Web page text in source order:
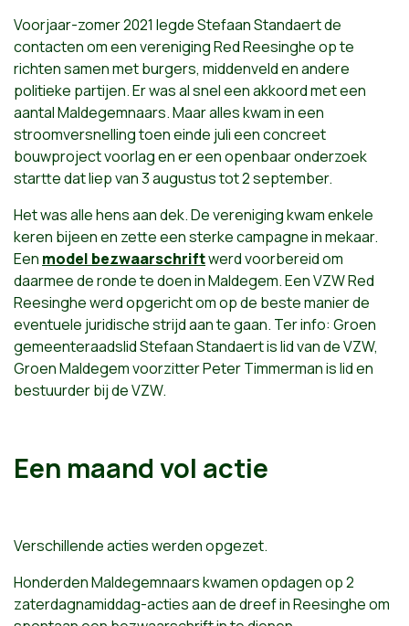
Voorjaar-zomer 2021 legde Stefaan Standaert de
contacten om een vereniging Red Reesinghe op te
richten samen met burgers, middenveld en andere
politieke partijen. Er was al snel een akkoord met een
aantal Maldegemnaars. Maar alles kwam in een
stroomversnelling toen einde juli een concreet
bouwproject voorlag en er een openbaar onderzoek
startte dat liep van 3 augustus tot 2 september.
Het was alle hens aan dek. De vereniging kwam enkele
keren bijeen en zette een sterke campagne in mekaar.
Een model bezwaarschriftwerd voorbereid om
daarmee de ronde te doen in Maldegem. Een VZW Red
Reesinghe werd opgericht om op de beste manier de
eventuele juridische strijd aan te gaan. Ter info: Groen
gemeenteraadslid Stefaan Standaert is lid van de VZW,
Groen Maldegem voorzitter Peter Timmerman is lid en
bestuurder bij de VZW.
Een maand vol actie
Verschillende acties werden opgezet.
Honderden Maldegemnaars kwamen opdagen op 2
zaterdagnamiddag-acties aan de dreef in Reesinghe om